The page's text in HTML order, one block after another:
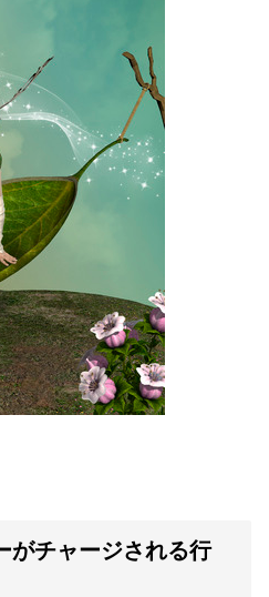
がチャージされる行